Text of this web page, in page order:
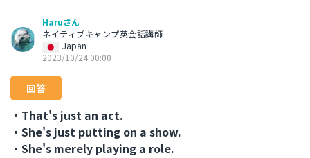
Haruさん
ネイティブキャンプ英会話講師
Japan
2023/10/24 00:00
回答
・That's just an act.
・She's just putting on a show.
・She's merely playing a role.